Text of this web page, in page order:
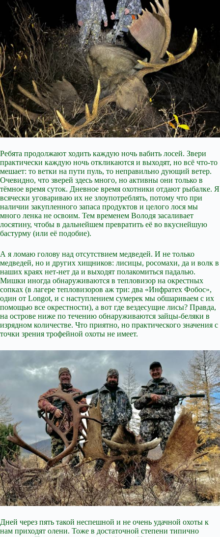
Ребята продолжают ходить каждую ночь вабить лосей. Звери
практически каждую ночь откликаются и выходят, но всё что-то
мешает: то ветки на пути пуль, то неправильно дующий ветер.
Очевидно, что зверей здесь много, но активны они только в
тёмное время суток. Дневное время охотники отдают рыбалке. Я
всячески уговариваю их не злоупотреблять, потому что при
наличии закупленного запаса продуктов и целого лося мы
много ленка не освоим. Тем временем Володя засаливает
лосятину, чтобы в дальнейшем превратить её во вкуснейшую
бастурму (или её подобие).
А я ломаю голову над отсутствием медведей. И не только
медведей, но и других хищников: лисицы, росомахи, да и волк в
наших краях нет-нет да и выходят полакомиться падалью.
Мишки иногда обнаруживаются в тепловизор на окрестных
сопках (в лагере тепловизоров аж три: два «Инфратех Фобос»,
один от Longot, и с наступлением сумерек мы обшариваем с их
помощью все окрестности), а вот где вездесущие лисы? Правда,
на острове ниже по течению обнаруживаются зайцы-беляки в
изрядном количестве. Что приятно, но практического значения с
точки зрения трофейной охоты не имеет.
Дней через пять такой неспешной и не очень удачной охоты к
нам приходят олени. Тоже в достаточной степени типично